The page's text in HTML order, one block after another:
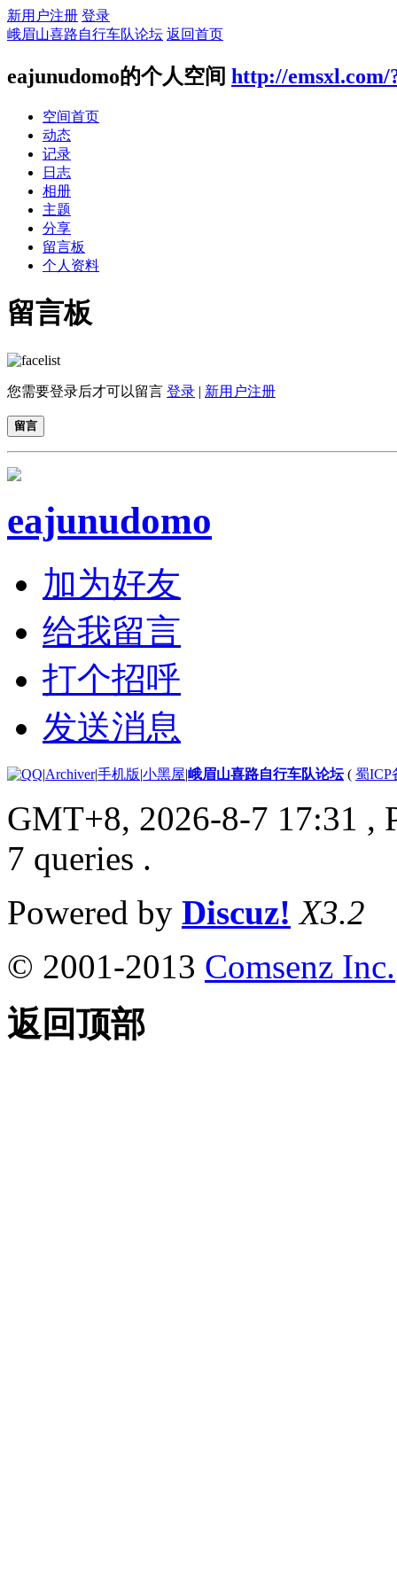
新用户注册 登录
峨眉山喜路自行车队论坛 返回首页
eajunudomo的个人空间 http://emsxl.com/
空间首页
动态
记录
日志
相册
主题
分享
留言板
个人资料
留言板
您需要登录后才可以留言 登录 | 新用户注册
留言
eajunudomo
加为好友
给我留言
打个招呼
发送消息
|Archiver|手机版|小黑屋|峨眉山喜路自行车队论坛( 蜀ICP
GMT+8, 2026-8-7 17:31 ,
7 queries .
Powered by Discuz! X3.2
© 2001-2013 Comsenz Inc.
返回顶部